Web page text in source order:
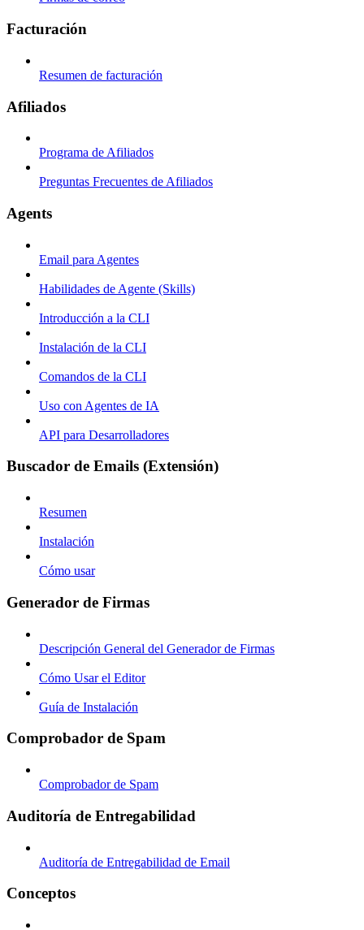
Facturación
Resumen de facturación
Afiliados
Programa de Afiliados
Preguntas Frecuentes de Afiliados
Agents
Email para Agentes
Habilidades de Agente (Skills)
Introducción a la CLI
Instalación de la CLI
Comandos de la CLI
Uso con Agentes de IA
API para Desarrolladores
Buscador de Emails (Extensión)
Resumen
Instalación
Cómo usar
Generador de Firmas
Descripción General del Generador de Firmas
Cómo Usar el Editor
Guía de Instalación
Comprobador de Spam
Comprobador de Spam
Auditoría de Entregabilidad
Auditoría de Entregabilidad de Email
Conceptos